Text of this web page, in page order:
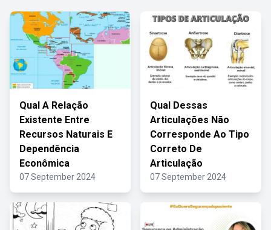
Qual A Relação
Existente Entre
Recursos Naturais E
Dependência
Econômica
07 September 2024
Qual Dessas
Articulações Não
Corresponde Ao Tipo
Correto De
Articulação
07 September 2024